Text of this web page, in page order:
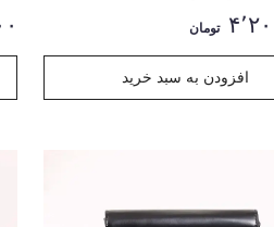
تومان
افزودن به سبد خرید